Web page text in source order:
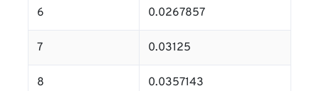
6 0.0267857
7 0.03125
8 0.0357143